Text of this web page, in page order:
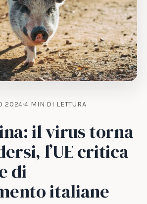
20244 MIN DI LETTURA
il virus torna
l’UE critica
di
italiane